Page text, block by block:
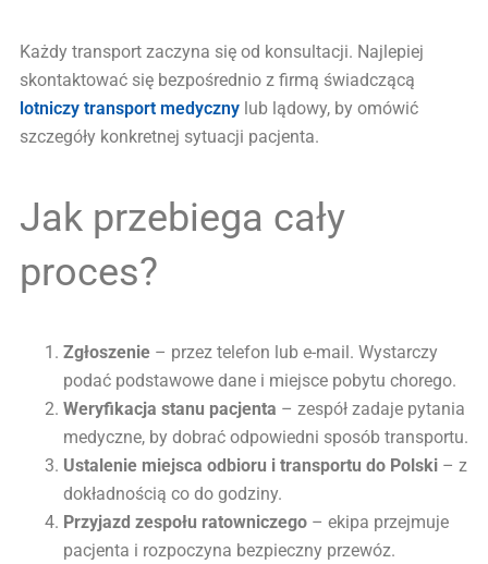
Każdy transport zaczyna się od konsultacji. Najlepiej
skontaktować się bezpośrednio z firmą świadczącą
lotniczy transport medyczny lub lądowy, by omówić
szczegóły konkretnej sytuacji pacjenta.
Jak przebiega cały
proces?
Zgłoszenie – przez telefon lub e-mail. Wystarczy
podać podstawowe dane i miejsce pobytu chorego.
Weryfikacja stanu pacjenta – zespół zadaje pytania
medyczne, by dobrać odpowiedni sposób transportu.
Ustalenie miejsca odbioru i transportu do Polski – z
dokładnością co do godziny.
Przyjazd zespołu ratowniczego – ekipa przejmuje
pacjenta i rozpoczyna bezpieczny przewóz.